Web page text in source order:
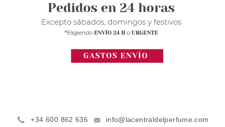
+34 600 862 636
info@lacentraldelperfume.com